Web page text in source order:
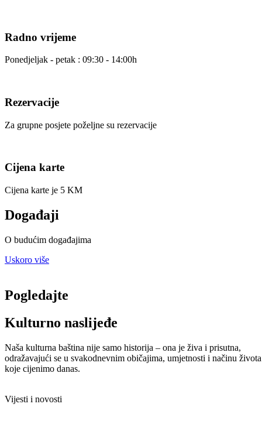
Radno vrijeme
Ponedjeljak - petak : 09:30 - 14:00h
Rezervacije
Za grupne posjete poželjne su rezervacije
Cijena karte
Cijena karte je 5 KM
Događaji
O budućim događajima
Uskoro više
Pogledajte
Kulturno naslijeđe
Naša kulturna baština nije samo historija – ona je živa i prisutna,
odražavajući se u svakodnevnim običajima, umjetnosti i načinu života
koje cijenimo danas.
Vijesti i novosti